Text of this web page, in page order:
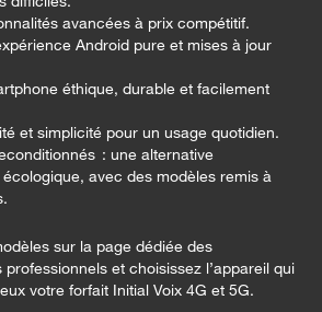
avancées à prix compétitif.
Android pure et mises à jour
éthique, durable et facilement
et simplicité pour un usage quotidien.
: une alternative
avec des modèles remis à
sur la page dédiée des
et choisissez l’appareil qui
votre forfait Initial Voix 4G et 5G.